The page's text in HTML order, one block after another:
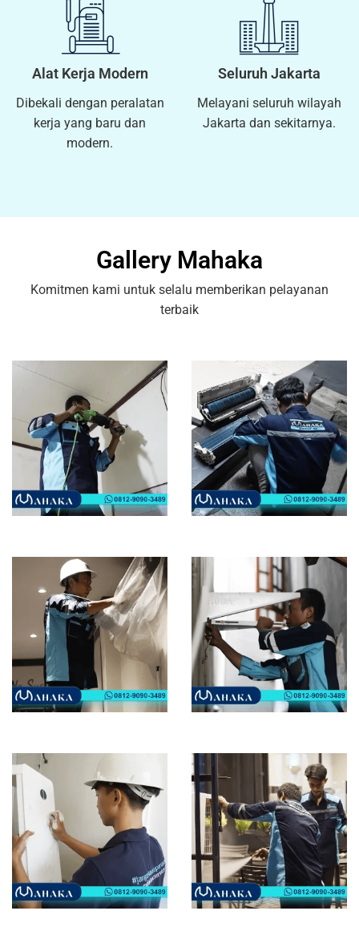
Alat Kerja Modern
Dibekali dengan peralatan
kerja yang baru dan
modern.
Seluruh Jakarta
Melayani seluruh wilayah
Jakarta dan sekitarnya.
Gallery Mahaka
Komitmen kami untuk selalu memberikan pelayanan
terbaik